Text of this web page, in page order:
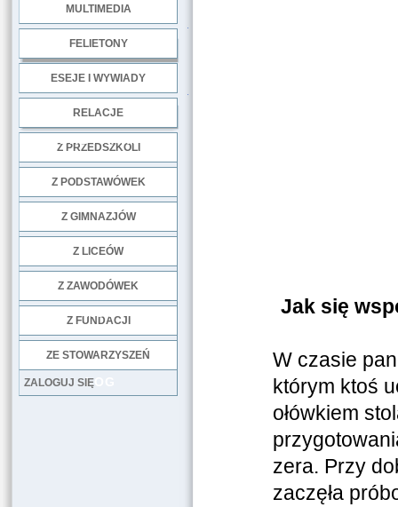
MULTIMEDIA
FELIETONY
ESEJE I WYWIADY
RELACJE
Z PRZEDSZKOLI
Z PODSTAWÓWEK
Z GIMNAZJÓW
Z LICEÓW
Z ZAWODÓWEK
Z FUNDACJI
ZE STOWARZYSZEŃ
LOG
ZALOGUJ SIĘ
Jak się
W czasie
którym ktoś
ołówkiem
zera. Przy
zaczęła